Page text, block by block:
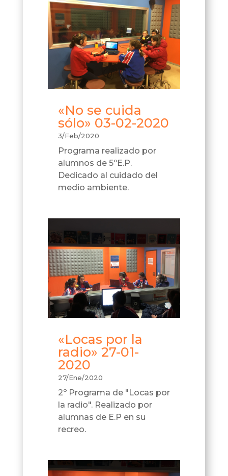
«No se cuida
sólo» 03-02-2020
3/Feb/2020
Programa realizado por
alumnos de 5ºE.P.
Dedicado al cuidado del
medio ambiente.
«Locas por la
radio» 27-01-
2020
27/Ene/2020
2º Programa de "Locas por
la radio". Realizado por
alumnas de E.P en su
recreo.